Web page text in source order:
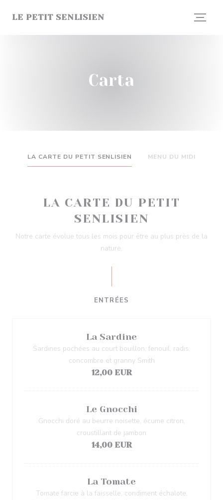
LE PETIT SENLISIEN
Carta
LA CARTE DU PETIT SENLISIEN MENU DU MIDI
LA CARTE DU PETIT
SENLISIEN
Notre carte évolue tous les mois pour être au plus près de la
nature.
ENTRÉES
La Sardine
Sardines pochées au court bouillon, fenouil, radis,
concombre et granny Smith
12,00 EUR
Le Gnocchi
Gnocchi doré au beurre noisette, écume citron,
croustillant de jambon
14,00 EUR
La Tomate
Tomate farcie à la faisselle, condiment échalote,